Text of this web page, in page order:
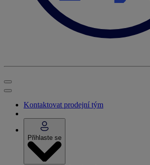
Kontaktovat prodejní tým
Přihlaste se